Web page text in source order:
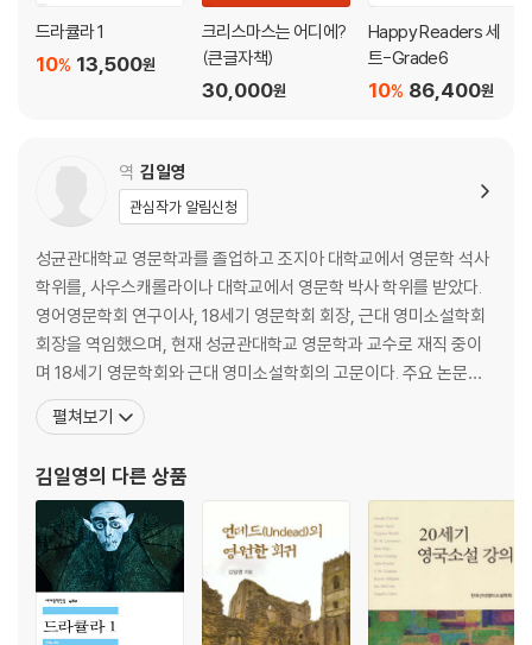
드라큘라 1
13,500원
10%
크리스마스는 어디에?
(큰글자책)
30,000원
Happy Readers 세
트-Grade6
86,400원
10%
역 김일영
관심작가 알림신청
성균관대학교 영문학과를 졸업하고 조지아 대학교에서 영문학 석사
학위를, 사우스캐롤라이나 대학교에서 영문학 박사 학위를 받았다.
영어영문학회 연구이사, 18세기 영문학회 회장, 근대 영미소설학회
회장을 역임했으며, 현재 성균관대학교 영문학과 교수로 재직 중이
며 18세기 영문학회와 근대 영미소설학회의 고문이다. 주요 논문으
로 「로렌스 스턴의 불확실성의 미학과 종교적 회의주의」, 「불확실성
과 중간자에 대한 공포: 전환기 시대의 고딕 드라큘라」가 있으며, 저
둥이 톰 존스 이야기』, 『주석 달린 드라큘라』 등을 우리말
펼쳐보기
김일영의 다른 상품